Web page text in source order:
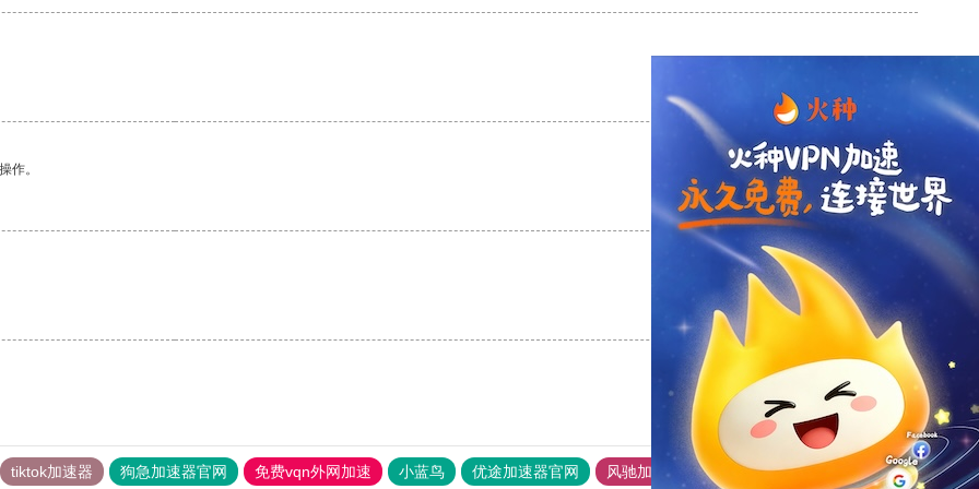
支持
作。
支持[0] 反对[0]
支持[0] 反对[0]
tiktok加速器 狗急加速器官网 免费vqn外网加速 小蓝鸟 优途加速器官网 风驰加速器 旋风加速器